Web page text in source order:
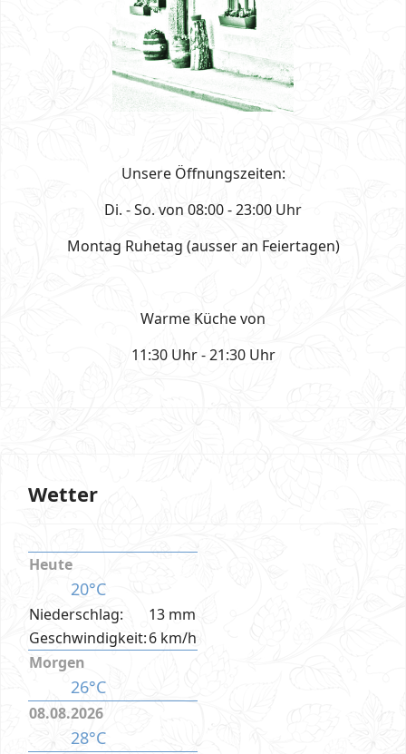
Unsere Öffnungszeiten:
Di. - So. von 08:00 - 23:00 Uhr
Montag Ruhetag (ausser an Feiertagen)
Warme Küche von
11:30 Uhr - 21:30 Uhr
Wetter
Heute
20°C
Niederschlag:
13 mm
Geschwindigkeit:6 km/h
Morgen
26°C
08.08.2026
28°C